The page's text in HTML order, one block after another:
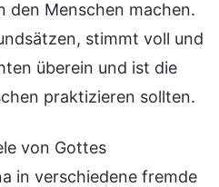
den Menschen machen.
stimmt voll und
überein und ist die
praktizieren sollten.
von Gottes
in verschiedene fremde